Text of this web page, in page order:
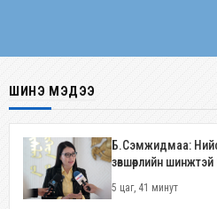
ШИНЭ МЭДЭЭ
Б.Сэмжидмаа:
зөвшөөрлийн шинжтэй
5 цаг, 41 минут